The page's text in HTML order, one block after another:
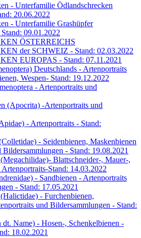
- Unterfamilie Ödlandschrecken
20.06.2022
- Unterfamilie Grashüpfer
09.01.2022
ÖSTERREICHS
der SCHWEIZ - Stand: 02.03.2022
EUROPAS - Stand: 07.11.2021
Deutschlands - Artenportraits
Wespen- Stand: 19.12.2022
- Artenportraits und
(Apocrita) -Artenportraits und
- Artenportraits - Stand:
- Seidenbienen, Maskenbienen
- Stand: 19.08.2021
Blattschneider-, Mauer-,
Stand: 14.03.2022
- Sandbienen - Artenportraits
- Stand: 17.05.2021
- Furchenbienen,
und Bildersammlungen - Stand:
Name) - Hosen-, Schenkelbienen -
18.02.2021